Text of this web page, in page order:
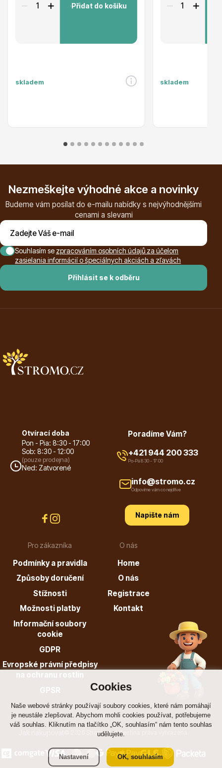
Cookies
Naše webové stránky používají soubory cookies, které nám pomáhají
je neustále zlepšovat. Abychom mohli cookies používat, potřebujeme
váš souhlas. Kliknutím na tlačítko „OK, souhlasím“ nám tento souhlas
udělujete.
Nastavení OK, souhlasím
Bambusy
Poradíme Vám?
Po-Pá 9:00 - 17:00
info@stromo.cz
Napište nám
Přidat do košíku
skladem skladem
Nezmeškejte výhodné akce a novinky
Budeme vám posílat do e-mailu nabídky s nejvýhodnějšími
cenami a slevami
Přihlásit se k odběru
Souhlasím se zpracováním osobních údajů za účelom
zasielania informácií o špeciálnych akciách a zľavách
Otvírací doba
Pon - Pia: 8:30 - 17:00
Sob: 8:30 - 12:00
(pouze prodejna)
Ned: Zatvorené
Pro zákazníka
Podmínky a pravidla
Způsoby doručení
Stížnosti
Možnosti platby
Informační soubory
cookie
GDPR
Evropské právní předpisy
na ochranu rostlin
GPSR
O nás
Home
O nás
Registrace
Kontakt
Poradíme Vám?
+421 944 200 333
Po-Pá 8:30 - 17:00
info@stromo.cz
Odpovíme vám co nejdříve
Napište nám
© 2026 Stromo.cz Všechna práva vyhrazena.